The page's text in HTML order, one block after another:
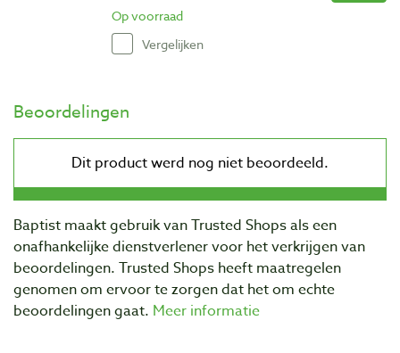
Op voorraad
Vergelijken
Beoordelingen
Baptist maakt gebruik van Trusted Shops als een
onafhankelijke dienstverlener voor het verkrijgen van
beoordelingen. Trusted Shops heeft maatregelen
genomen om ervoor te zorgen dat het om echte
beoordelingen gaat. Meer informatie